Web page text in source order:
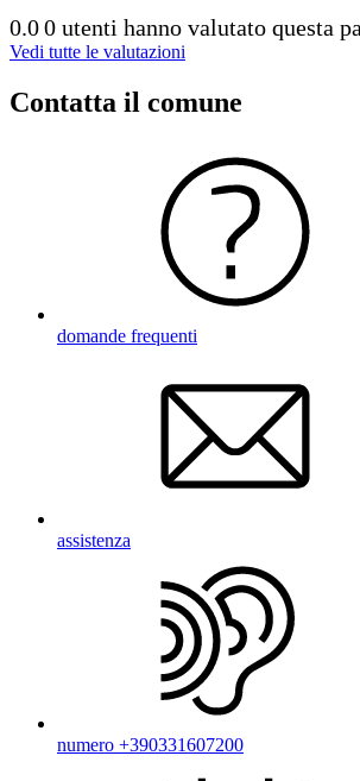
0.00 utenti hanno valutato questa
Vedi tutte le valutazioni
Contatta il comune
domande frequenti
assistenza
numero +390331607200